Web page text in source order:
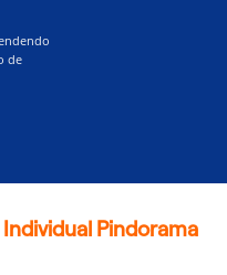
de
Pindorama